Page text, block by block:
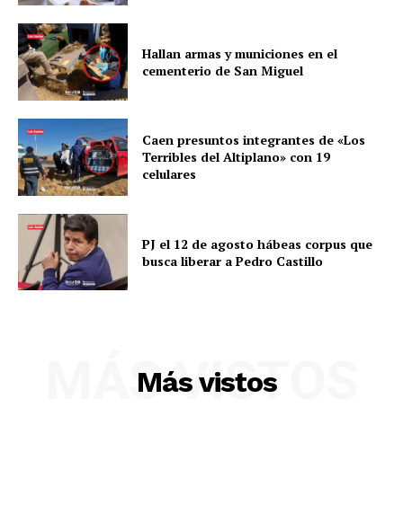
Hallan armas y municiones en el
cementerio de San Miguel
Caen presuntos integrantes de «Los
Terribles del Altiplano» con 19
celulares
PJ el 12 de agosto hábeas corpus que
busca liberar a Pedro Castillo
Más vistos
MÁS VISTOS